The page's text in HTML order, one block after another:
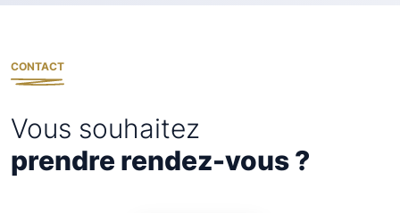
CONTACT
Vous souhaitez
prendre rendez-vous ?